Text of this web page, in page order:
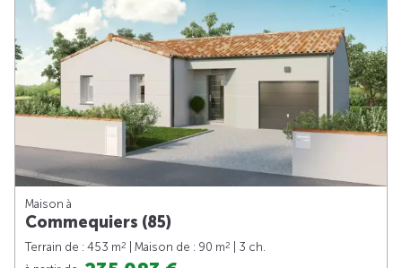
Maison à
Commequiers (85)
Terrain de : 453 m2 | Maison de : 90 m2
| 3 ch.